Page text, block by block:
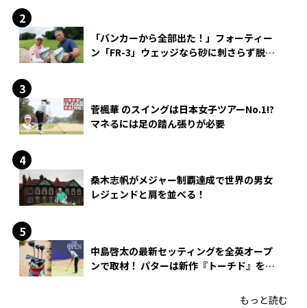
「バンカーから全部出た！」フォーティー
ン「FR-3」ウェッジなら砂に刺さらず脱出
菅楓華 のスイングは日本女子ツアーNo.1!?
マネるには足の踏ん張りが必要
桑木志帆がメジャー制覇達成で世界の男女
レジェンドと肩を並べる！
中島啓太の最新セッティングを全英オープ
ンで取材！ パターは新作『トーチド』を投
もっと読む